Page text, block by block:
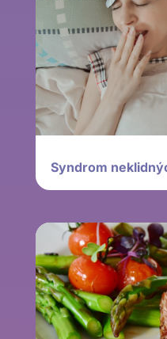
Syndrom